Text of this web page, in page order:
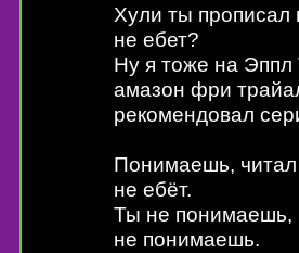
Хули ты прописал
не ебет?
Ну я тоже на Эппл
амазон фри
рекомендовал
Понимаешь,
не ебёт.
Ты не понимаешь,
не понимаешь.